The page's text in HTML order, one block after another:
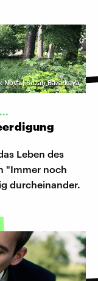
| Suzan Bazarkaya
Leben des
"Immer noch
durcheinander.